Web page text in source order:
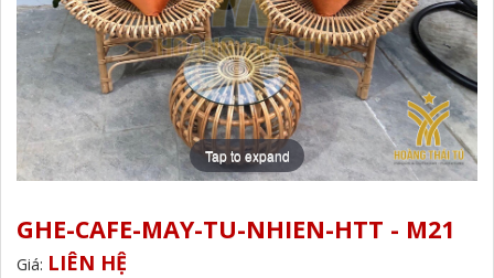
Tap to expand
GHE-CAFE-MAY-TU-NHIEN-HTT - M21
Giá: LIÊN HỆ